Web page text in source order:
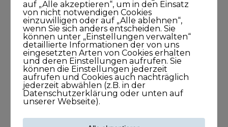
KUNDISCHgedacht
KUNDISCHimpuls
KUNDISCHkonkret
KUNDISCHleben
KUNDISCHpositioniert
auf „Alle akzeptieren“, um in den Einsatz
von nicht notwendigen Cookies
einzuwilligen oder auf „Alle ablehnen“,
wenn Sie sich anders entscheiden. Sie
können unter „Einstellungen verwalten“
detaillierte Informationen der von uns
eingesetzten Arten von Cookies erhalten
und deren Einstellungen aufrufen. Sie
können die Einstellungen jederzeit
aufrufen und Cookies auch nachträglich
jederzeit abwählen (z.B. in der
Datenschutzerklärung oder unten auf
unserer Webseite).